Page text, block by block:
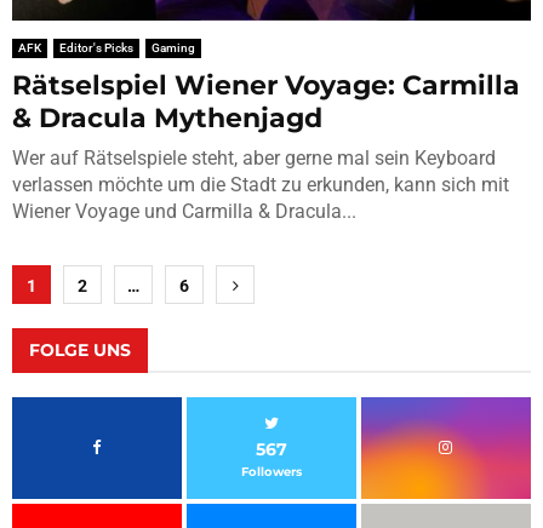
AFK Editor's Picks Gaming
Rätselspiel Wiener Voyage: Carmilla
& Dracula Mythenjagd
Wer auf Rätselspiele steht, aber gerne mal sein Keyboard
verlassen möchte um die Stadt zu erkunden, kann sich mit
Wiener Voyage und Carmilla & Dracula...
Seitennummerierung
der
Beiträge
1 2 … 6
FOLGE UNS
567
Followers